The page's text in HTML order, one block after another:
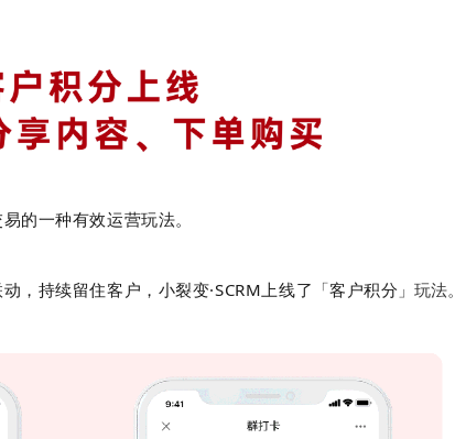
的一种有效运营玩法。
，持续留住客户，小裂变·SCRM上线了 「客户积分 」玩法。